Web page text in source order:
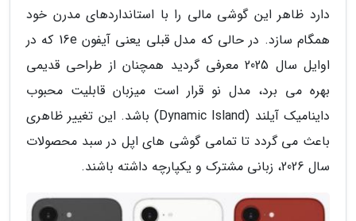
دارد ظاهر این گوشی مالی را با استانداردهای مدرن خود
همگام سازد. در حالی که مدل قبلی یعنی آیفون 16e که در
اوایل سال 2025 معرفی گردید همچنان از طراحی قدیمی
بهره می برد، مدل نو قرار است میزبان قابلیت محبوب
داینامیک آیلند (Dynamic Island) باشد. این تغییر ظاهری
باعث می گردد تا تمامی گوشی های اپل در سبد محصولات
سال 2026، زبانی مشترک و یکپارچه داشته باشند.